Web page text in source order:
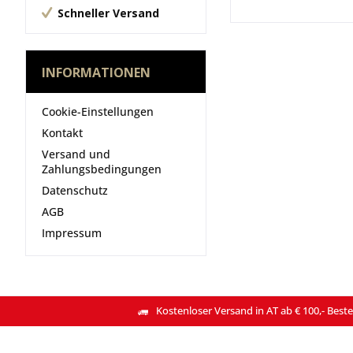
Schneller Versand
INFORMATIONEN
Cookie-Einstellungen
Kontakt
Versand und
Zahlungsbedingungen
Datenschutz
AGB
Impressum
Kostenloser Versand in AT ab € 100,-